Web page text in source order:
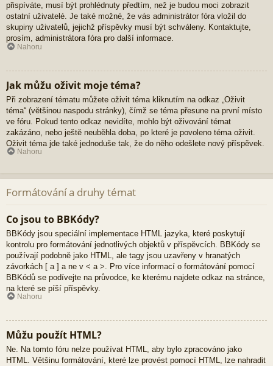
přispíváte, musí být prohlédnuty předtím, než je budou moci zobrazit
ostatní uživatelé. Je také možné, že vás administrátor fóra vložil do
skupiny uživatelů, jejichž příspěvky musí být schváleny. Kontaktujte,
prosím, administrátora fóra pro další informace.
Nahoru
Jak můžu oživit moje téma?
Při zobrazení tématu můžete oživit téma kliknutím na odkaz „Oživit
téma“ (většinou naspodu stránky), čímž se téma přesune na první místo
ve fóru. Pokud tento odkaz nevidíte, mohlo být oživování témat
zakázáno, nebo ještě neuběhla doba, po které je povoleno téma oživit.
Oživit téma jde také jednoduše tak, že do něho odešlete nový příspěvek.
Nahoru
Formátování a druhy témat
Co jsou to BBKódy?
BBKódy jsou speciální implementace HTML jazyka, které poskytují
kontrolu pro formátování jednotlivých objektů v příspěvcích. BBKódy se
používají podobně jako HTML, ale tagy jsou uzavřeny v hranatých
závorkách [ a ] a ne v < a >. Pro více informací o formátování pomocí
BBKódů se podívejte na průvodce, ke kterému najdete odkaz na stránce,
na které se píší příspěvky.
Nahoru
Můžu použít HTML?
Ne. Na tomto fóru nelze používat HTML, aby bylo zpracováno jako
HTML. Většinu formátování, které lze provést pomocí HTML, lze nahradit